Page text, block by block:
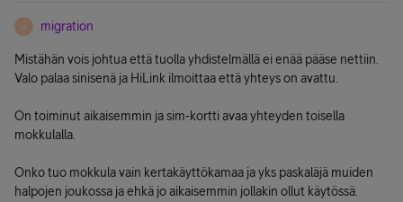
M migration
Mistähän vois johtua että tuolla yhdistelmällä ei enää pääse nettiin.
Valo palaa sinisenä ja HiLink ilmoittaa että yhteys on avattu.
On toiminut aikaisemmin ja sim-kortti avaa yhteyden toisella
mokkulalla.
Onko tuo mokkula vain kertakäyttökamaa ja yks paskaläjä muiden
halpojen joukossa ja ehkä jo aikaisemmin jollakin ollut käytössä.